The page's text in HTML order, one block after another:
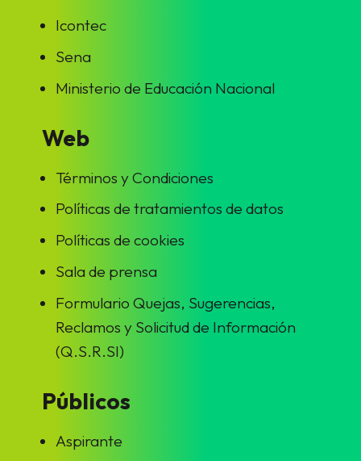
Icontec
Sena
Ministerio de Educación Nacional
Web
Términos y Condiciones
Políticas de tratamientos de datos
Políticas de cookies
Sala de prensa
Formulario Quejas, Sugerencias,
Reclamos y Solicitud de Información
(Q.S.R.SI)
Públicos
Aspirante